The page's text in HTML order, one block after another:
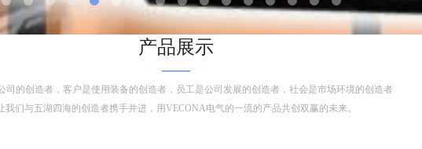
产品展示
——
司的创造者，客户是使用装备的创造者，员工是公司发展的创造者，社会是市场环境的创造者
我们与五湖四海的创造者携手并进，用VECONA电气的一流的产品共创双赢的未来。